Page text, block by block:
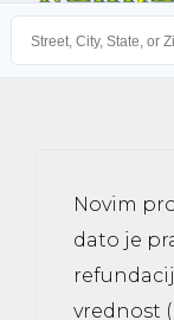
Novim
dato je
vrednost